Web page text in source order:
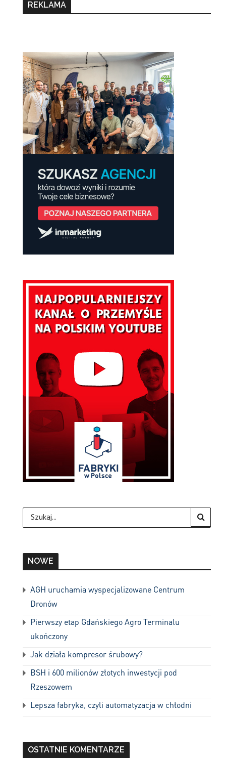
REKLAMA
NOWE
AGH uruchamia wyspecjalizowane Centrum
Dronów
Pierwszy etap Gdańskiego Agro Terminalu
ukończony
Jak działa kompresor śrubowy?
BSH i 600 milionów złotych inwestycji pod
Rzeszowem
Lepsza fabryka, czyli automatyzacja w chłodni
OSTATNIE KOMENTARZE